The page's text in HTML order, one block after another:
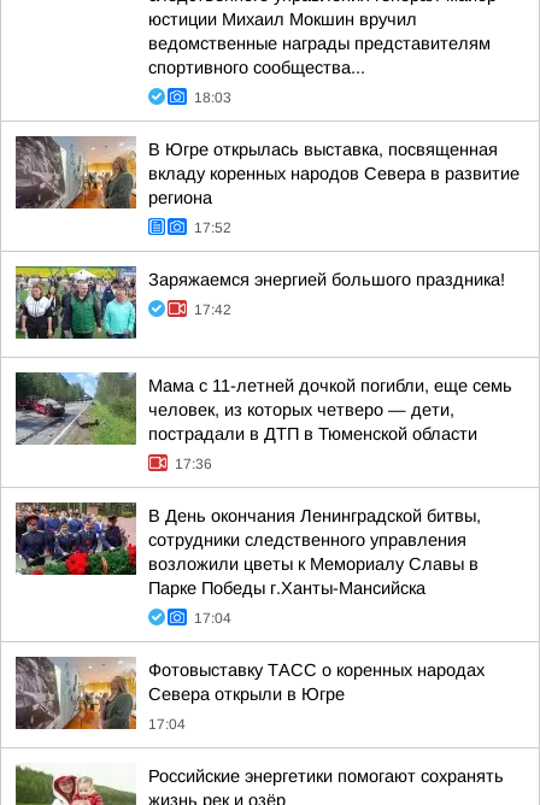
юстиции Михаил Мокшин вручил
ведомственные награды представителям
спортивного сообщества...
18:03
В Югре открылась выставка, посвященная
вкладу коренных народов Севера в развитие
региона
17:52
Заряжаемся энергией большого праздника!
17:42
Мама с 11-летней дочкой погибли, еще семь
человек, из которых четверо — дети,
пострадали в ДТП в Тюменской области
17:36
В День окончания Ленинградской битвы,
сотрудники следственного управления
возложили цветы к Мемориалу Славы в
Парке Победы г.Ханты-Мансийска
17:04
Фотовыставку ТАСС о коренных народах
Севера открыли в Югре
17:04
Российские энергетики помогают сохранять
жизнь рек и озёр